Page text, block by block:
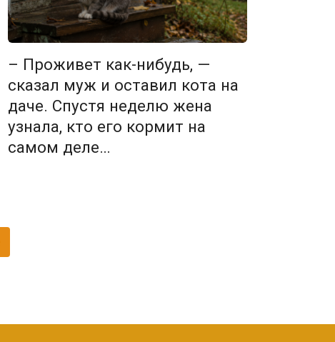
– Проживет как-нибудь, —
сказал муж и оставил кота на
даче. Спустя неделю жена
узнала, кто его кормит на
самом деле…